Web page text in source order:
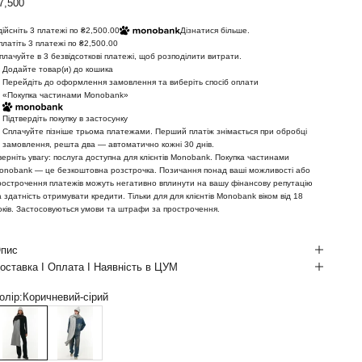
3 платежі по ₴2,500.00
Дізнатися більше.
3 платежі по ₴2,500.00
в 3 безвідсоткові платежі, щоб розподілити витрати.
Додайте товар(и) до кошика
Перейдіть до оформлення замовлення та виберіть спосіб оплати
«Покупка частинами Monobank»
Підтвердіть покупку в застосунку
Сплачуйте пізніше трьома платежами. Перший платіж знімається при обробці
замовлення, решта два — автоматично кожні 30 днів.
увагу: послуга доступна для клієнтів Monobank. Покупка частинами
— це безкоштовна розстрочка. Позичання понад ваші можливості або
платежів можуть негативно вплинути на вашу фінансову репутацію
здатність отримувати кредити. Тільки для для клієнтів Monobank віком від 18
Застосовуються умови та штрафи за прострочення.
І Оплата І Наявність в ЦУМ
Коричневий-сірий
сірий
Сірий